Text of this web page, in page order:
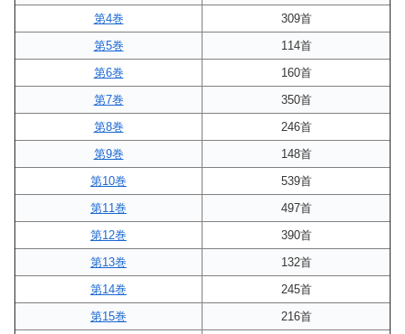
第4巻
309首
第5巻
114首
第6巻
160首
第7巻
350首
第8巻
246首
第9巻
148首
第10巻
539首
第11巻
497首
第12巻
390首
第13巻
132首
第14巻
245首
第15巻
216首